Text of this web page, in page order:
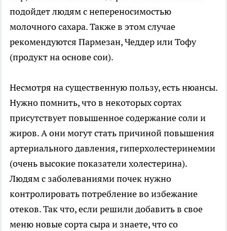
подойдет людям с непереносимостью
молочного сахара. Также в этом случае
рекомендуются Пармезан, Чеддер или Тофу
(продукт на основе сои).
Несмотря на существенную пользу, есть нюансы.
Нужно помнить, что в некоторых сортах
присутствует повышенное содержание соли и
жиров. А они могут стать причиной повышения
артериального давления, гиперхолестеринемии
(очень высокие показатели холестерина).
Людям с заболеваниями почек нужно
контролировать потребление во избежание
отеков. Так что, если решили добавить в свое
меню новые сорта сыра и знаете, что со